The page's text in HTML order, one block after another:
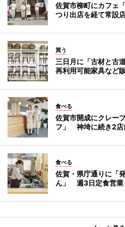
佐賀市柳町にカフェ
つり出店を経て常設
買う
三日月に「古材と古
再利用可能家具など
食べる
佐賀市開成にクレー
フ」 神埼に続き2店
食べる
佐賀・県庁通りに「
ん」 週3日定食営業